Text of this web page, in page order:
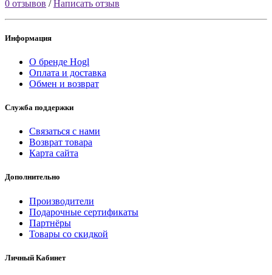
0 отзывов /Написать отзыв
Информация
О бренде Hogl
Оплата и доставка
Обмен и возврат
Служба поддержки
Связаться с нами
Возврат товара
Карта сайта
Дополнительно
Производители
Подарочные сертификаты
Партнёры
Товары со скидкой
Личный Кабинет